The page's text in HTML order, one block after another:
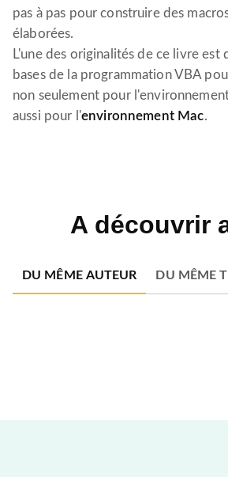
pas à pas pour construire des
élaborées.
L'une des originalités de ce livre est
bases de la programmation VBA
non seulement pour
aussi pour l'environnement Mac.
A découvrir
DU MÊME AUTEUR DU MÊME